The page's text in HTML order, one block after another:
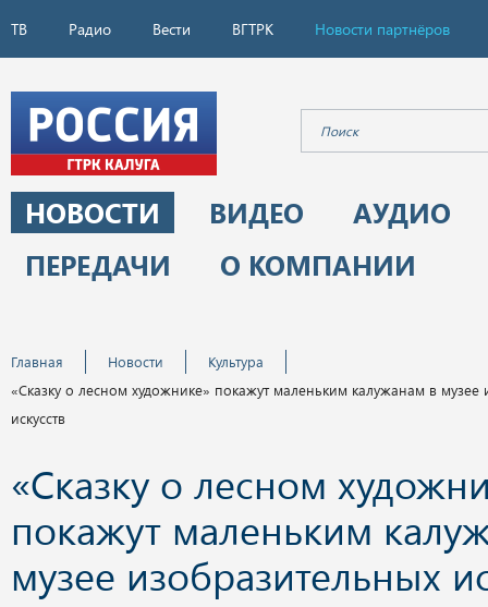
ТВ Радио Вести ВГТРК Новости партнёров
НОВОСТИ ВИДЕО
АУДИО
ПЕРЕДАЧИ
О КОМПАНИИ
Главная Новости
Культура
«Сказку о лесном художнике» покажут маленьким калужанам в музее
искусств
«Сказку о лесном
покажут маленьким
музее изобразительных